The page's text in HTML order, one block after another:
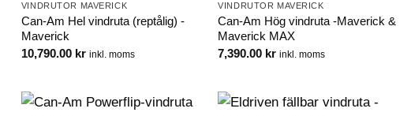
VINDRUTOR MAVERICK
Can-Am Hel vindruta (reptålig) -
Maverick
10,790.00 kr inkl. moms
VINDRUTOR MAVERICK
Can-Am Hög vindruta -Maverick &
Maverick MAX
7,390.00 kr inkl. moms